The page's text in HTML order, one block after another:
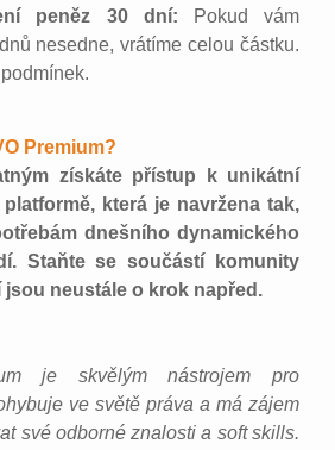
peněz 30 dní:
Pokud vám
nesedne, vrátíme celou částku.
Premium?
získáte přístup k unikátní
která je navržena tak,
dnešního dynamického
Staňte se součástí komunity
neustále o krok napřed.
je skvělým nástrojem pro
ve světě práva a má zájem
své odborné znalosti a soft skills.